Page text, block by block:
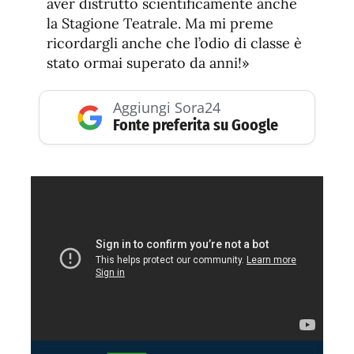
aver distrutto scientificamente anche
la Stagione Teatrale. Ma mi preme
ricordargli anche che l’odio di classe è
stato ormai superato da anni!»
Aggiungi Sora24
Fonte preferita su Google